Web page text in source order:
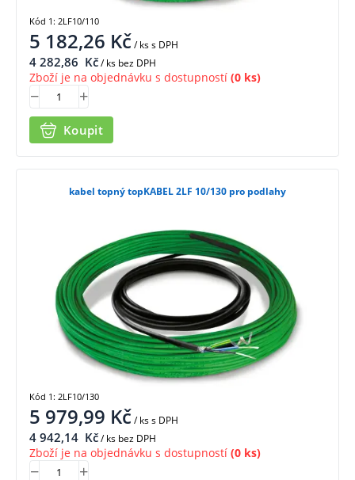
5 182,26 Kč/ kss DPH
4 282,86 Kč/ ks bez DPH
Zboží je na objednávku s dostupností (0 ks)
Koupit
Kód 1: 2LF10/110
kabel topný topKABEL 2LF 10/130 pro podlahy
5 979,99 Kč/ kss DPH
4 942,14 Kč/ ks bez DPH
Zboží je na objednávku s dostupností (0 ks)
Kód 1: 2LF10/130